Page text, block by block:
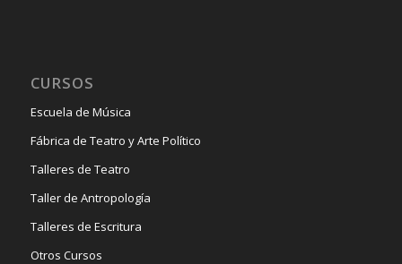
CURSOS
Escuela de Música
Fábrica de Teatro y Arte Político
Talleres de Teatro
Taller de Antropología
Talleres de Escritura
Otros Cursos